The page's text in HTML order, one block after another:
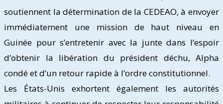
soutiennent la détermination de la CEDEAO, à envoyer
immédiatement une mission de haut niveau en
Guinée pour s’entretenir avec la junte dans l’espoir
d’obtenir la libération du président déchu, Alpha
condé et d’un retour rapide à l’ordre constitutionnel.
Les États-Unis exhortent également les autorités